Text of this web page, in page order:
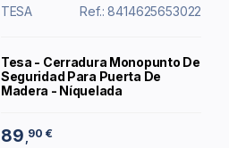
TESA Ref.: 8414625653022
Tesa - Cerradura Monopunto De
Seguridad Para Puerta De
Madera - Níquelada
89 ,90 €